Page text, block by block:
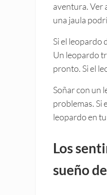
aventura. Ver
una jaula
Si el leopardo
Un leopardo
pronto. Si el
Soñar con un
problemas. Si
leopardo en
Los
sueño